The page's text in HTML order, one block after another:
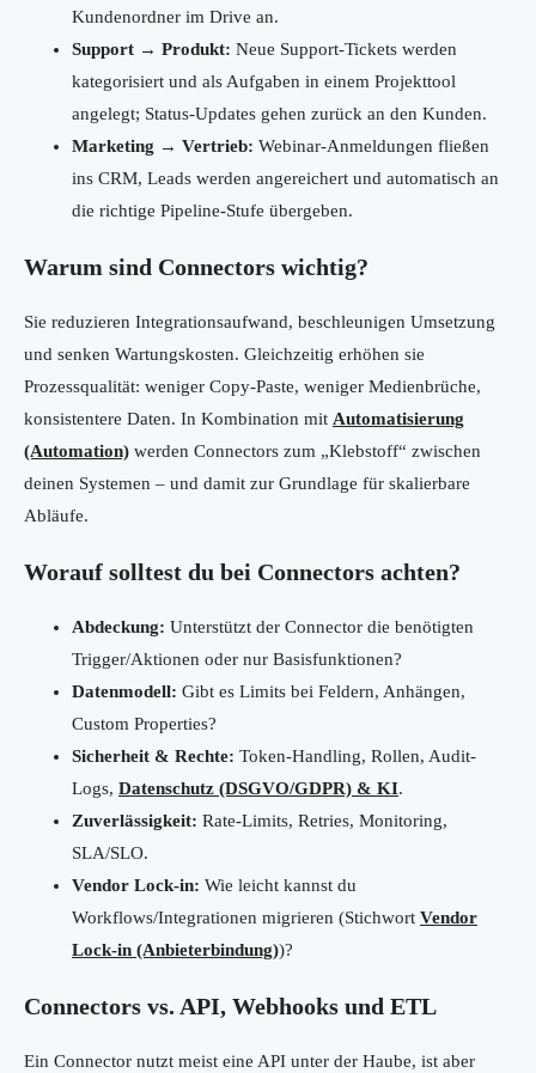
Kundenordner im Drive an.
Support → Produkt: Neue Support-Tickets werden
kategorisiert und als Aufgaben in einem Projekttool
angelegt; Status-Updates gehen zurück an den Kunden.
Marketing → Vertrieb: Webinar-Anmeldungen fließen
ins CRM, Leads werden angereichert und automatisch an
die richtige Pipeline-Stufe übergeben.
Warum sind Connectors wichtig?
Sie reduzieren Integrationsaufwand, beschleunigen Umsetzung
und senken Wartungskosten. Gleichzeitig erhöhen sie
Prozessqualität: weniger Copy-Paste, weniger Medienbrüche,
konsistentere Daten. In Kombination mit Automatisierung
(Automation) werden Connectors zum „Klebstoff“ zwischen
deinen Systemen – und damit zur Grundlage für skalierbare
Abläufe.
Worauf solltest du bei Connectors achten?
Abdeckung: Unterstützt der Connector die benötigten
Trigger/Aktionen oder nur Basisfunktionen?
Datenmodell: Gibt es Limits bei Feldern, Anhängen,
Custom Properties?
Sicherheit & Rechte: Token-Handling, Rollen, Audit-
Logs, Datenschutz (DSGVO/GDPR) & KI.
Zuverlässigkeit: Rate-Limits, Retries, Monitoring,
SLA/SLO.
Vendor Lock-in: Wie leicht kannst du
Workflows/Integrationen migrieren (Stichwort Vendor
Lock-in (Anbieterbindung))?
Connectors vs. API, Webhooks und ETL
Ein Connector nutzt meist eine API unter der Haube, ist aber